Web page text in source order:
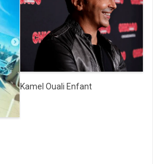
Kamel Ouali Enfant